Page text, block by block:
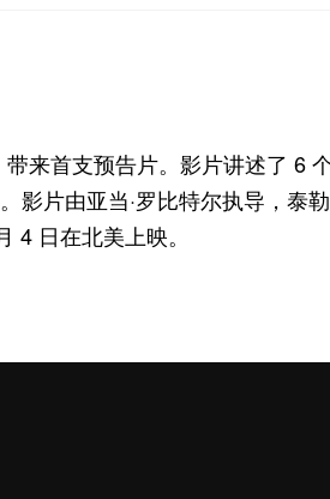
来首支预告片。影片讲述了 6
片由亚当·罗比特尔执导，泰
4 日在北美上映。